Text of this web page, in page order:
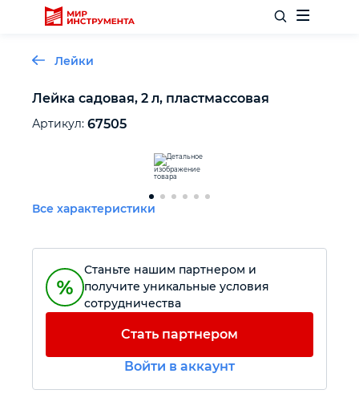
Отделочный инструмент
Слесарный инструмент
Столярный инструмент
Измерительный инструмент
Лейки
Лейка садовая, 2 л, пластмассовая
Артикул: 67505
Все характеристики
Станьте нашим партнером и
получите уникальные условия
сотрудничества
Стать партнером
Войти в аккаунт